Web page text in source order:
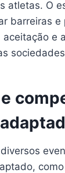
atletas. O
barreiras e
aceitação e